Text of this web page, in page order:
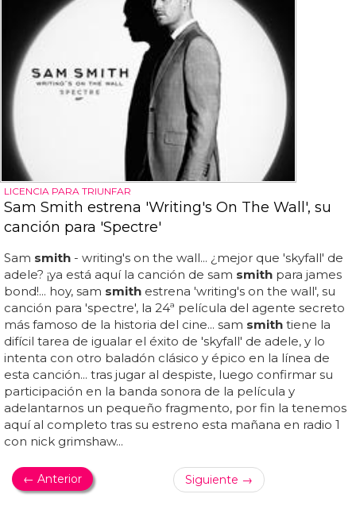
LICENCIA PARA TRIUNFAR
Sam Smith estrena 'Writing's On The Wall', su
canción para 'Spectre'
Sam smith - writing's on the wall... ¿mejor que 'skyfall' de
adele? ¡ya está aquí la canción de sam smith para james
bond!... hoy, sam smith estrena 'writing's on the wall', su
canción para 'spectre', la 24ª película del agente secreto
más famoso de la historia del cine... sam smith tiene la
difícil tarea de igualar el éxito de 'skyfall' de adele, y lo
intenta con otro baladón clásico y épico en la línea de
esta canción... tras jugar al despiste, luego confirmar su
participación en la banda sonora de la película y
adelantarnos un pequeño fragmento, por fin la tenemos
aquí al completo tras su estreno esta mañana en radio 1
con nick grimshaw...
← Anterior Siguiente →